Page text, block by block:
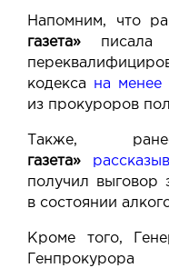
Напомним, что
газета» писала
кодекса на менее
из прокуроров
Также,
газета»
получил выговор
в состоянии
Кроме того,